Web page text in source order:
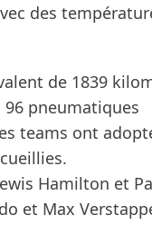
des
de 1839
96 pneumatiques
teams ont
Hamilton et
et Max